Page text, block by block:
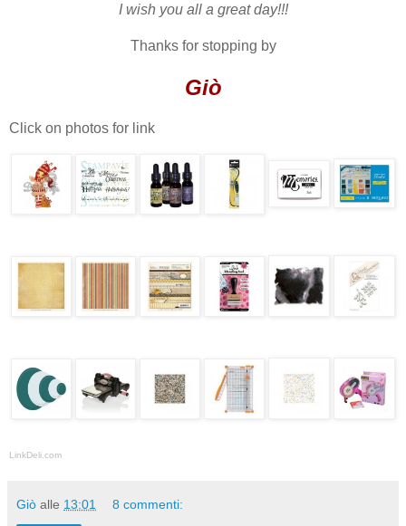
I wish you all a great day!!!
Thanks for stopping by
Giò
Click on photos for link
LinkDeli.com
Giò alle 13:01 8 commenti: